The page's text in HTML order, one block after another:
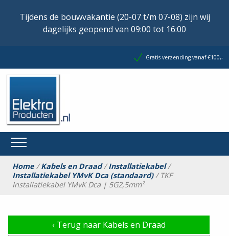
Tijdens de bouwvakantie (20-07 t/m 07-08) zijn wij
dagelijks geopend van 09:00 tot 16:00
Gratis verzending vanaf €100,-
Home/Kabels en Draad/Installatiekabel/
Installatiekabel YMvK Dca (standaard)/ TKF
Installatiekabel YMvK Dca | 5G2,5mm²
‹ Terug naar Kabels en Draad